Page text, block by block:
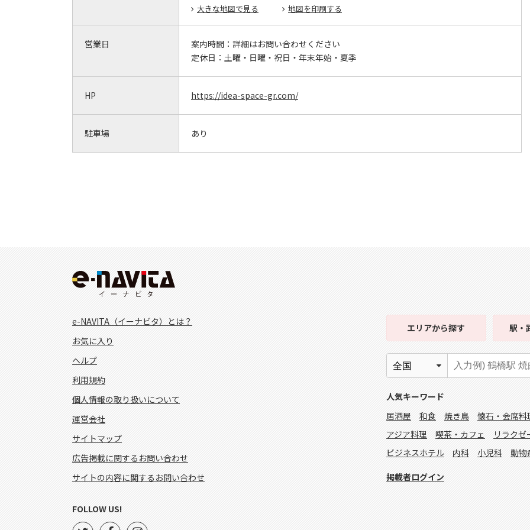
大きな地図で見る 地図を印刷する
営業日 案内時間： 詳細はお問い合わせください
定休日： 土曜・日曜・祝日・年末年始・夏季
HP https://idea-space-gr.com/
駐車場 あり
e-NAVITA（イーナビタ）とは？
お気に入り
ヘルプ
利用規約
個人情報の取り扱いについて
運営会社
サイトマップ
広告掲載に関するお問い合わせ
サイトの内容に関するお問い合わせ
エリアから探す 駅・
人気キーワード
居酒屋
和食 焼き鳥 懐石・会席料
アジア料理
喫茶・カフェ リラクゼ
ビジネスホテル
内科 小児科 動物
掲載者ログイン
FOLLOW US!